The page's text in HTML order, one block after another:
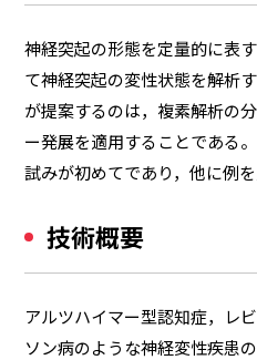
神経突起の形態を定量的に表
て神経突起の変性状態を解析
が提案するのは，複素解析の
ー発展を適用することである
試みが初めてであり，他に例
技術概要
アルツハイマー型認知症，レ
ソン病のような神経変性疾患